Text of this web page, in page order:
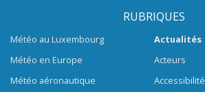
RUBRIQUES
Météo au Luxembourg
Météo en Europe
Météo aéronautique
Actualités
Acteurs
Accessibilité